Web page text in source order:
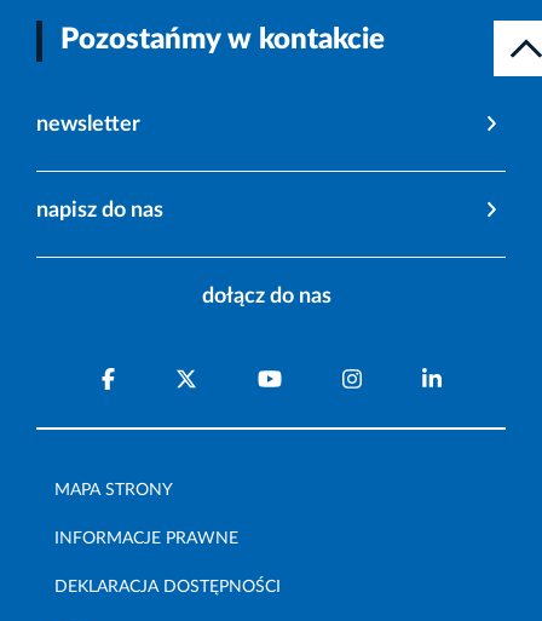
Pozostańmy w kontakcie
newsletter
napisz do nas
dołącz do nas
MAPA STRONY
INFORMACJE PRAWNE
DEKLARACJA DOSTĘPNOŚCI